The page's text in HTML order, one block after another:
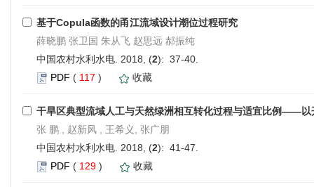
基于Copula函数的甬江流域设计潮位过程研究
薛晓鹏 张卫国 朱从飞 赵思远 郝振纯
中国农村水利水电. 2018, (2): 37-40.
PDF ( 117 ) 收藏
干旱区典型流域人工与天然绿洲相互转化过程与适宜比例——以
张 鹏 , 赵新风 , 王希义, 张广朋
中国农村水利水电. 2018, (2): 41-47.
PDF ( 129 ) 收藏